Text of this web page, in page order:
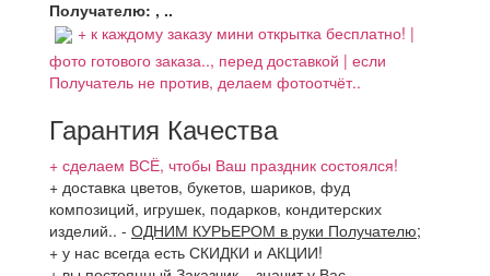
Получателю: , ..
+ к каждому заказу мини открытка бесплатно! |
фото готового заказа.., перед доставкой | если
Получатель не против, делаем фотоотчёт..
Гарантия Качества
+ сделаем ВСЁ, чтобы Ваш праздник состоялся!
+ доставка цветов, букетов, шариков, фуд
композиций, игрушек, подарков, кондитерских
изделий.. - ОДНИМ КУРЬЕРОМ в руки Получателю;
+ у нас всегда есть СКИДКИ и АКЦИИ!